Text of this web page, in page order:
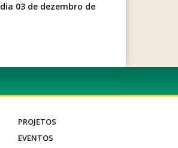
dia 03 de dezembro de
PROJETOS
EVENTOS